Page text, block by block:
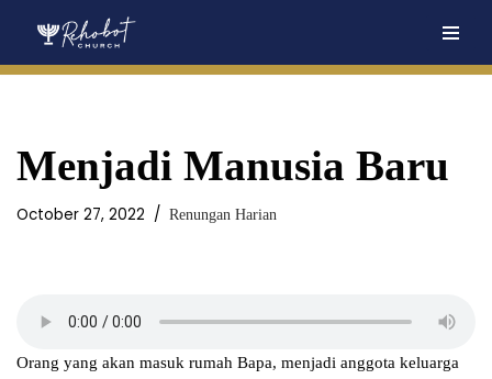
Menjadi Manusia Baru
October 27, 2022 Renungan Harian
Orang yang akan masuk rumah Bapa, menjadi anggota keluarga